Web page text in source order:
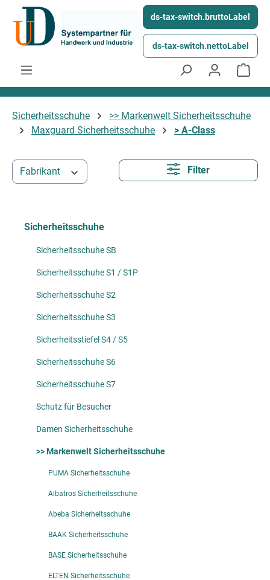
Ga naar de hoofdinhoud ds-tax-switch.bruttoLabel
ds-tax-switch.nettoLabel
Sicherheitsschuhe
>> Markenwelt Sicherheitsschuhe
Maxguard Sicherheitsschuhe
> A-Class
Fabrikant Filter
Sicherheitsschuhe
Sicherheitsschuhe SB
Sicherheitsschuhe S1 / S1P
Sicherheitsschuhe S2
Sicherheitsschuhe S3
Sicherheitsstiefel S4 / S5
Sicherheitsschuhe S6
Sicherheitsschuhe S7
Schutz für Besucher
Damen Sicherheitsschuhe
>> Markenwelt Sicherheitsschuhe
PUMA Sicherheitsschuhe
Albatros Sicherheitsschuhe
Abeba Sicherheitsschuhe
BAAK Sicherheitsschuhe
BASE Sicherheitsschuhe
ELTEN Sicherheitsschuhe